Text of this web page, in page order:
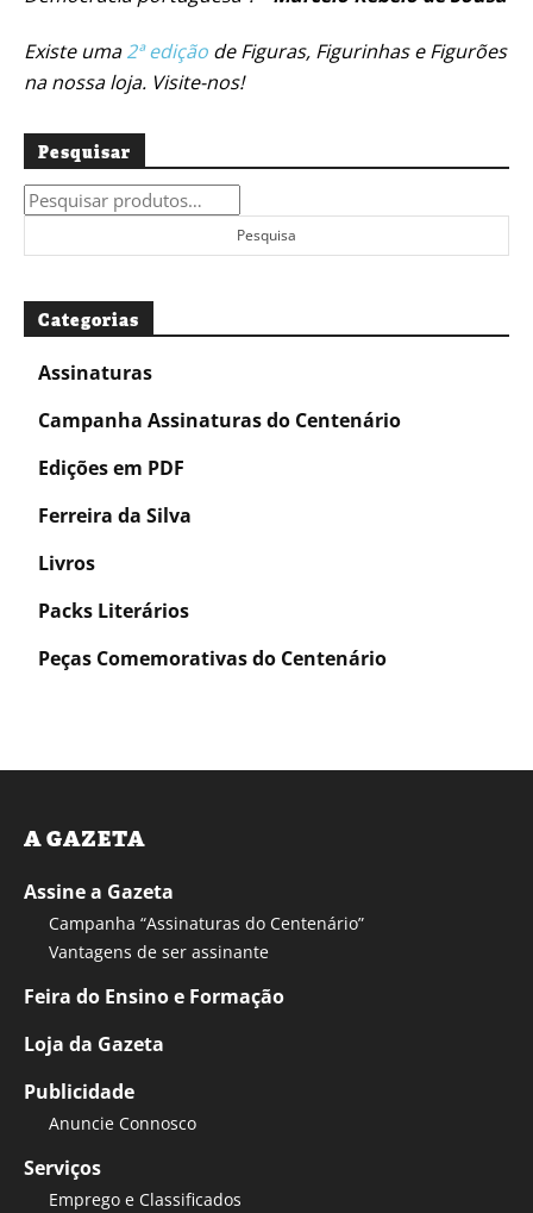
Existe uma2ª edição de Figuras, Figurinhas e Figurões
na nossa loja. Visite-nos!
Pesquisar
Pesquisar
por:
Pesquisa
Categorias
Assinaturas
Campanha Assinaturas do Centenário
Edições em PDF
Ferreira da Silva
Livros
Packs Literários
Peças Comemorativas do Centenário
A GAZETA
Assine a Gazeta
Campanha “Assinaturas do Centenário”
Vantagens de ser assinante
Feira do Ensino e Formação
Loja da Gazeta
Publicidade
Anuncie Connosco
Serviços
Emprego e Classificados